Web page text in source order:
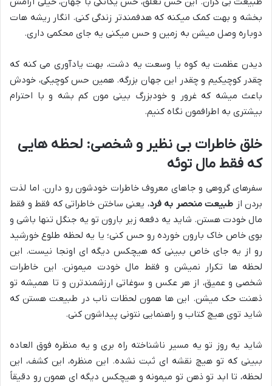
بخشه و بهت کمک میکنه که هدفمندتر زندگی کنی. انگار ریشه هات
دوباره وصل میشن به زمین و حس میکنی یه جای محکمی داری.
دیدن عظمت یه کوه یا وسعت یه دشت، بهت یادآوری می کنه که
چقدر کوچیکیم و چقدر این جهان بزرگه. همین حس کوچیکی، خودش
باعث میشه که غرور و خودبزرگ بینی مون کم بشه و با احترام
بیشتری به اطرافمون نگاه کنیم.
خلق خاطرات بی نظیر و شخصی: لحظه هایی
که فقط مال توئه
سفرهای گروهی و جاهای معروف خاطرات خودشون رو دارن. اما لذت
بردن از طبیعت منحصر به فرد، یعنی ساختن خاطراتی که فقط و فقط
مال خودت هستن. شاید یه دفعه زیر بارون تو یه جنگل تنها باشی و
بوی خاص خاک بارون خورده رو حس کنی؛ یا یه لحظه طلوع خورشید
رو از یه جای خاص ببینی که هیچکس دیگه ای اونجا نیست. این
لحظه ها تکرار نمیشن و فقط مال خودت میمونن. این خاطرات
شخصی و عمیق، از هر عکس و سوغاتی ارزشمندترن و تا همیشه تو
ذهنت حک میشن. این ها همون لحظات ناب در طبیعت هستن که
شاید توی هیچ کتاب و راهنمایی نتونی پیداشون کنی.
شاید یه روز تو یه مسیر ناشناخته راه بری و یه منظره فوق العاده
ببینی که تو هیچ نقشه ای ثبت نشده. این منظره، این کشف، این
لحظه، تا ابد تو ذهن تو میمونه و هیچکس دیگه ای همون رو دقیقاً